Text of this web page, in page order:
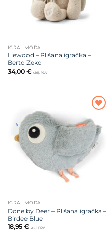
IGRA I MODA
Liewood – Plišana igračka –
Berto Zeko
34,00 € uklj. PDV
na listu
želja
IGRA I MODA
Done by Deer – Plišana igračka –
Birdee Blue
18,95 € uklj. PDV